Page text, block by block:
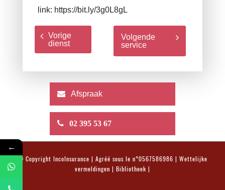
link: https://bit.ly/3g0L8gL
Vorige
dienst
Volgende
service
Afspraak
02 395 53 67
←
© Copyright IncoInsurance | Agréé sous le n°0567586986 | Wettelijke
vermeldingen | Bibliotheek |